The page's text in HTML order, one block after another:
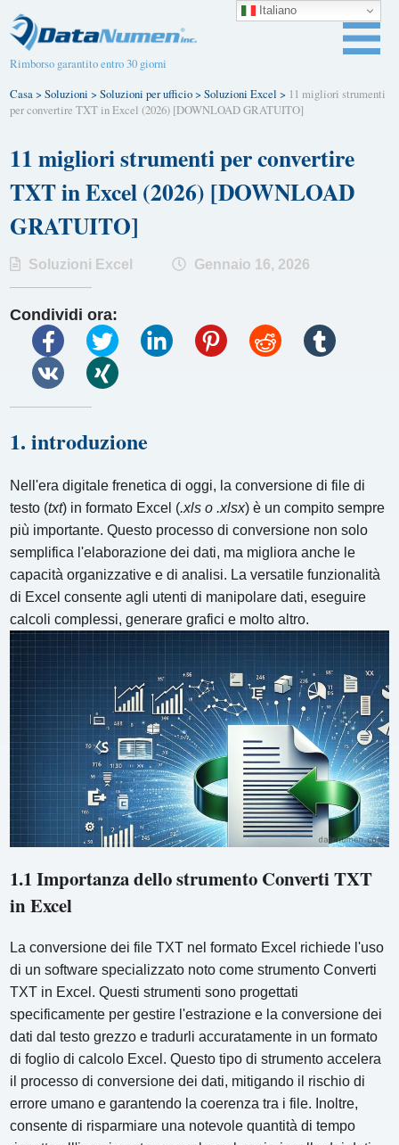
Rimborso garantito entro 30 giorni
Casa>Soluzioni >Soluzioni per ufficio>Soluzioni Excel > 11 migliori strumenti
per convertire TXT in Excel (2026) [DOWNLOAD GRATUITO]
11 migliori strumenti per convertire
TXT in Excel (2026) [DOWNLOAD
GRATUITO]
Soluzioni Excel Gennaio 16, 2026
Condividi ora:
1. introduzione
Nell'era digitale frenetica di oggi, la conversione di file di
testo (txt) in formato Excel (.xls o .xlsx) è un compito sempre
più importante. Questo processo di conversione non solo
semplifica l'elaborazione dei dati, ma migliora anche le
capacità organizzative e di analisi. La versatile funzionalità
di Excel consente agli utenti di manipolare dati, eseguire
calcoli complessi, generare grafici e molto altro.
1.1 Importanza dello strumento Converti TXT
in Excel
La conversione dei file TXT nel formato Excel richiede l'uso
di un software specializzato noto come strumento Converti
TXT in Excel. Questi strumenti sono progettati
specificamente per gestire l'estrazione e la conversione dei
dati dal testo grezzo e tradurli accuratamente in un formato
di foglio di calcolo Excel. Questo tipo di strumento accelera
il processo di conversione dei dati, mitigando il rischio di
errore umano e garantendo la coerenza tra i file. Inoltre,
consente di risparmiare una notevole quantità di tempo
Italiano